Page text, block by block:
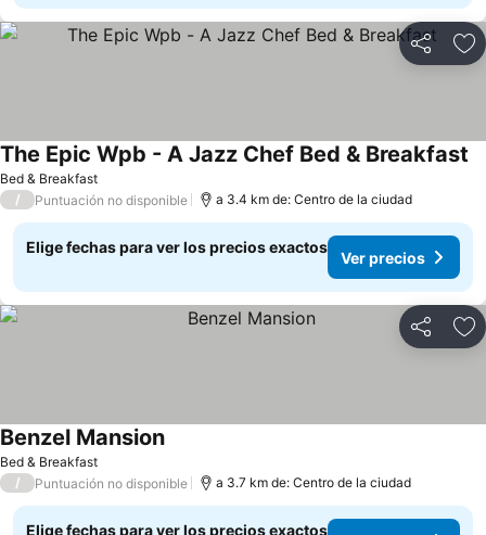
Compartir
Bed & Breakfast
The Epic Wpb - A Jazz Chef Bed & Breakfast
/ Puntuación no disponible a 3.4 km de: Centro de la ciudad
Elige fechas para ver los precios exactos
Ver precios
Compartir
Bed & Breakfast
Benzel Mansion
/ Puntuación no disponible a 3.7 km de: Centro de la ciudad
Elige fechas para ver los precios exactos